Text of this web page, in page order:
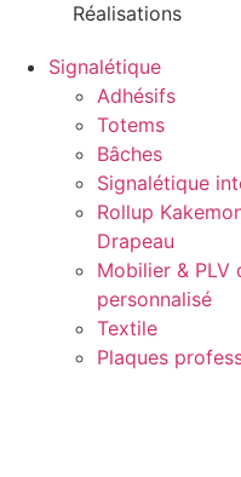
Réalisations
Signalétique
Adhésifs
Totems
Bâches
Signalétique
Rollup
Drapeau
Mobilier & PLV
personnalisé
Textile
Plaques